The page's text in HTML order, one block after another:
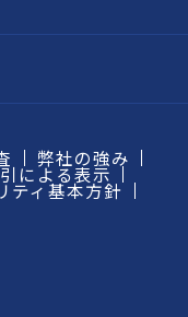
弊社の強み
による表示
ティ基本方針